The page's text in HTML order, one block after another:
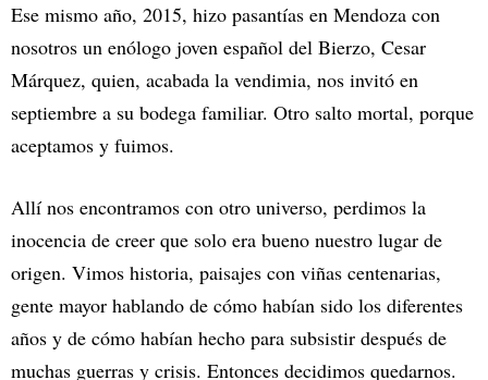
Ese mismo año, 2015, hizo pasantías en Mendoza con
nosotros un enólogo joven español del Bierzo, Cesar
Márquez, quien, acabada la vendimia, nos invitó en
septiembre a su bodega familiar. Otro salto mortal, porque
aceptamos y fuimos.
Allí nos encontramos con otro universo, perdimos la
inocencia de creer que solo era bueno nuestro lugar de
origen. Vimos historia, paisajes con viñas centenarias,
gente mayor hablando de cómo habían sido los diferentes
años y de cómo habían hecho para subsistir después de
muchas guerras y crisis. Entonces decidimos quedarnos.